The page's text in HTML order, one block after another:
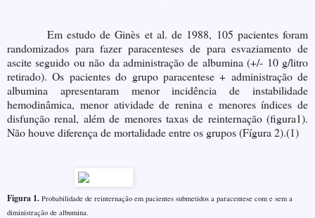
Em estudo de Ginès et al. de 1988, 105 pacientes foram
randomizados para fazer paracenteses de para esvaziamento de
ascite seguido ou não da administração de albumina (+/- 10 g/litro
retirado). Os pacientes do grupo paracentese + administração de
albumina apresentaram menor incidência de instabilidade
hemodinâmica, menor atividade de renina e menores índices de
disfunção renal, além de menores taxas de reinternação (figura1).
Não houve diferença de mortalidade entre os grupos (Fígura 2).(1)
Figura 1. Probabilidade de reinternação em pacientes submetidos a paracentese com e sem a
diministração de albumina.